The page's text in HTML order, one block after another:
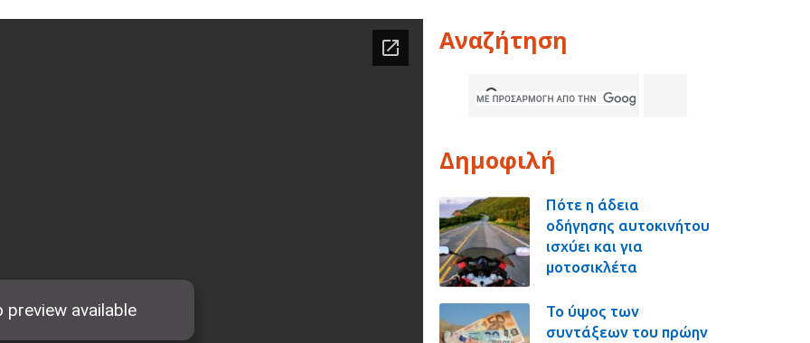
Αναζήτηση
Δημοφιλή
Πότε η άδεια
οδήγησης αυτοκινήτου
ισχύει και για
μοτοσικλέτα
Το ύψος των
συντάξεων του πρώην